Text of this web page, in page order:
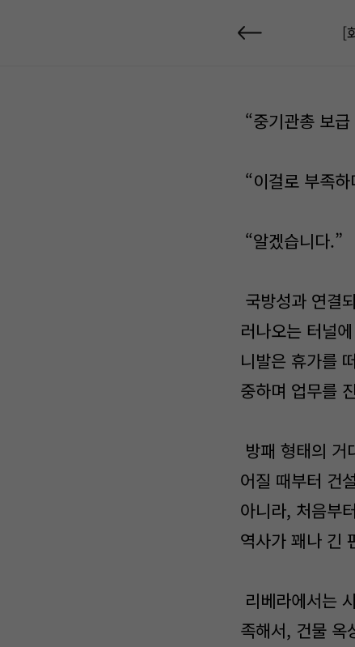
[
“중기관총 보
“이걸로 부족
“알겠습니다.”
국방성과 연결
러나오는 터널
니발은 휴가를
중하며 업무를
방패 형태의 거
어질 때부터 건
아니라, 처음부
역사가 꽤나 긴
리베라에서는
족해서, 건물 옥